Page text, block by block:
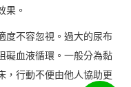
果。
度不容忽視。過大的尿布
礙血液循環。一般分為黏
，行動不便由他人協助更